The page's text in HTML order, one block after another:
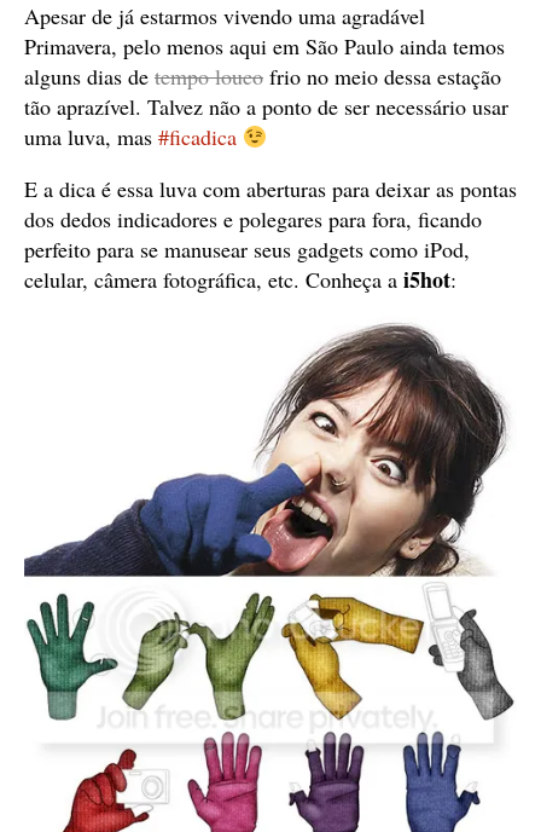
Apesar de já estarmos vivendo uma agradável
Primavera, pelo menos aqui em São Paulo ainda temos
alguns dias de tempo louco frio no meio dessa estação
tão aprazível. Talvez não a ponto de ser necessário usar
uma luva, mas #ficadica
E a dica é essa luva com aberturas para deixar as pontas
dos dedos indicadores e polegares para fora, ficando
perfeito para se manusear seus gadgets como iPod,
celular, câmera fotográfica, etc. Conheça a i5hot: